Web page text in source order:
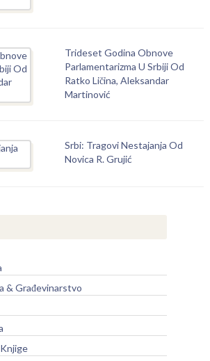
Trideset Godina Obnove
Parlamentarizma U Srbiji Od
Ratko Ličina, Aleksandar
Martinović
Srbi: Tragovi Nestajanja Od
Novica R. Grujić
& Građevinarstvo